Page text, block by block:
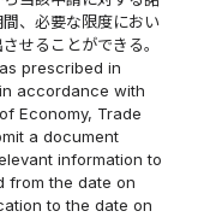
、必要な限度におい
せることができる。
prescribed in
accordance with
Economy, Trade
a document
information to
from the date on
to the date on